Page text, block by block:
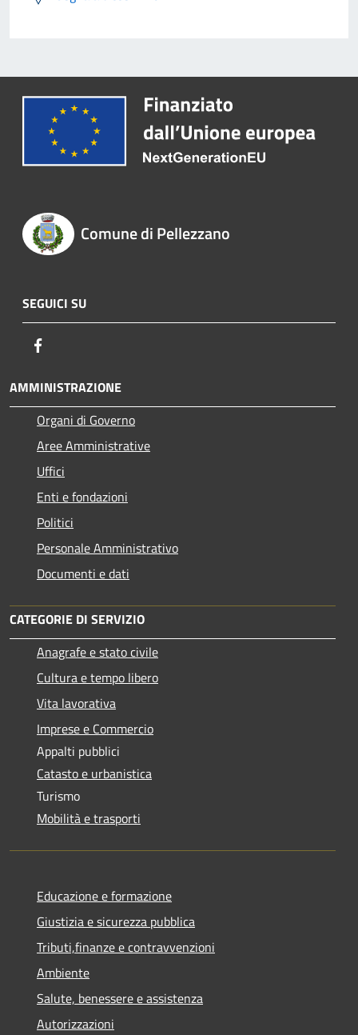
Comune di Pellezzano
SEGUICI SU
AMMINISTRAZIONE
Organi di Governo
Aree Amministrative
Uffici
Enti e fondazioni
Politici
Personale Amministrativo
Documenti e dati
CATEGORIE DI SERVIZIO
Anagrafe e stato civile
Cultura e tempo libero
Vita lavorativa
Imprese e Commercio
Appalti pubblici
Catasto e urbanistica
Turismo
Mobilità e trasporti
Educazione e formazione
Giustizia e sicurezza pubblica
Tributi,finanze e contravvenzioni
Ambiente
Salute, benessere e assistenza
Autorizzazioni